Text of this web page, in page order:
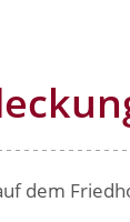
dem